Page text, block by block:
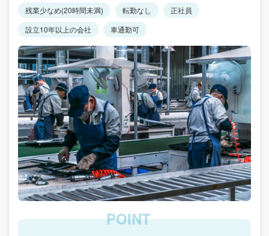
残業少なめ(20時間未満)
転勤なし
正社員
設立10年以上の会社
車通勤可